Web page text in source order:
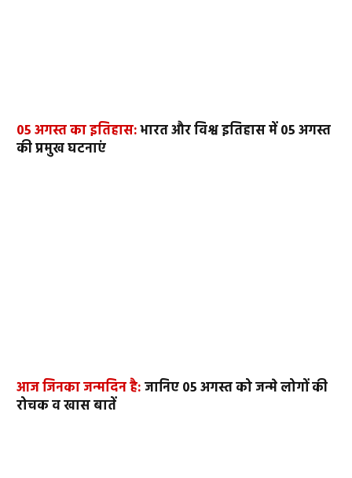
05 अगस्त का इतिहास:भारत और विश्व इतिहास में 05 अगस्त
की प्रमुख घटनाएं
आज जिनका जन्मदिन है:जानिए 05 अगस्त को जन्मे लोगों की
रोचक व खास बातें